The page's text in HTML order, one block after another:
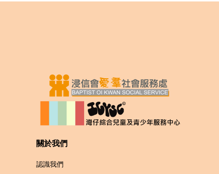
關於我們
認識我們